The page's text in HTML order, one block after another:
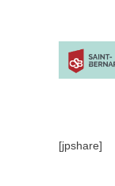
[jpshare]